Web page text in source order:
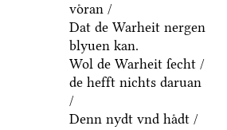
wunderlyck dinck
voͤran /
Dat de Warheit nergen
blyuen kan.
Wol de Warheit ſecht /
de hefft nichts daruan
/